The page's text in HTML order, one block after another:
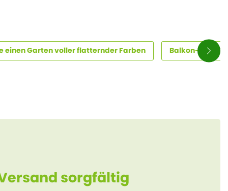
einen Garten voller flatternder Farben Balkon- und
sorgfältig